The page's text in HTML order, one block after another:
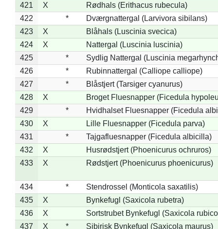
421
X
Rødhals (Erithacus rubecula)
422
*
Dværgnattergal (Larvivora sibilans)
423
X
Blåhals (Luscinia svecica)
424
X
Nattergal (Luscinia luscinia)
425
*
Sydlig Nattergal (Luscinia
426
*
Rubinnattergal (Calliope calliope)
427
*
Blåstjert (Tarsiger cyanurus)
428
X
Broget Fluesnapper (Ficedula
429
*
Hvidhalset Fluesnapper (Ficedula
430
X
Lille Fluesnapper (Ficedula parva)
431
*
Tajgafluesnapper (Ficedula albicilla)
432
X
Husrødstjert (Phoenicurus ochruros)
433
X Rødstjert (Phoenicurus phoenicurus)
434 *
Stendrossel (Monticola saxatilis)
435
X
Bynkefugl (Saxicola rubetra)
436
X
Sortstrubet Bynkefugl (Saxicola
437
X * Sibirisk Bynkefugl (Saxicola maurus)